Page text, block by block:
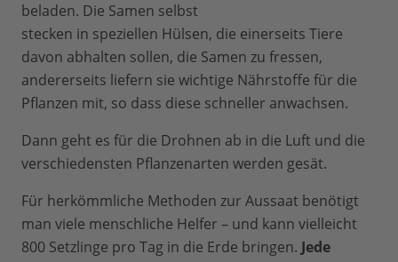
beladen. Die Samen selbst
stecken in speziellen Hülsen, die einerseits Tiere
davon abhalten sollen, die Samen zu fressen,
andererseits liefern sie wichtige Nährstoffe für die
Pflanzen mit, so dass diese schneller anwachsen.
Dann geht es für die Drohnen ab in die Luft und die
verschiedensten Pflanzenarten werden gesät.
Für herkömmliche Methoden zur Aussaat benötigt
man viele menschliche Helfer – und kann vielleicht
800 Setzlinge pro Tag in die Erde bringen. Jede